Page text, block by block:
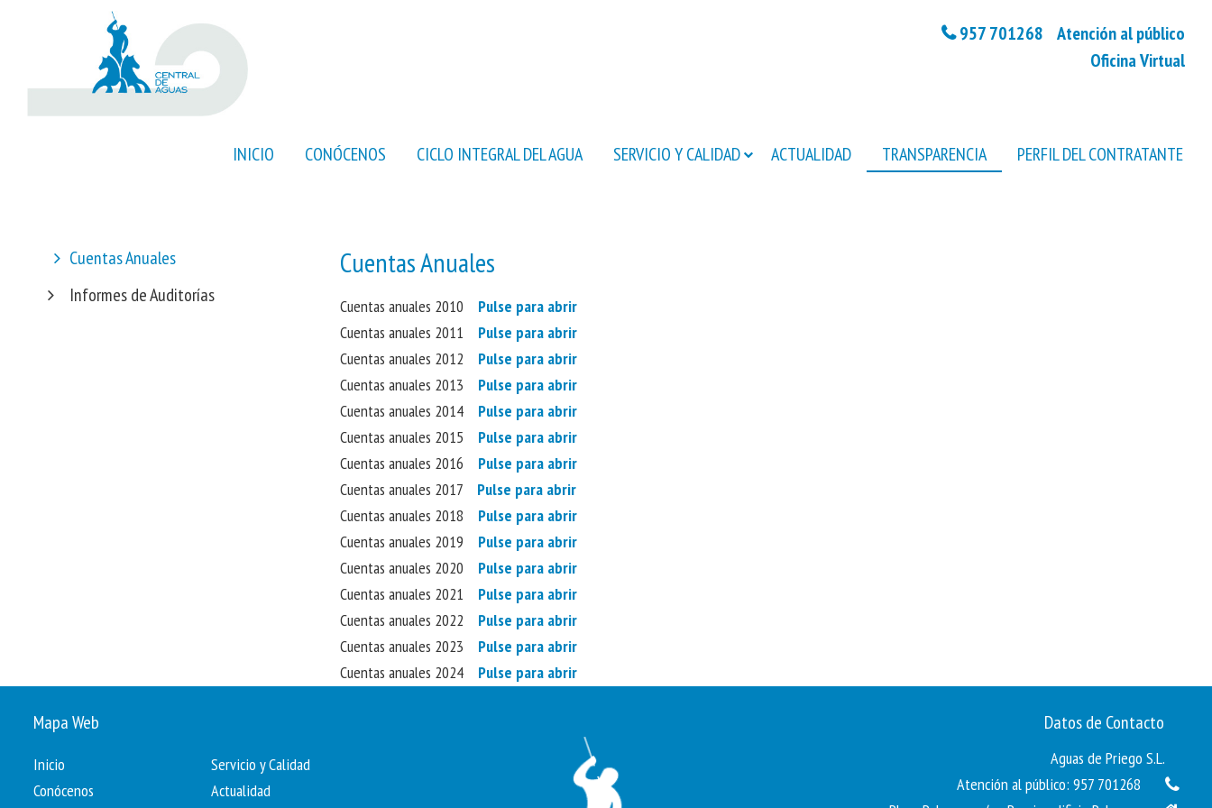
957 701268 Atención al público
Oficina Virtual
INICIO CONÓCENOS CICLO INTEGRAL DEL AGUA SERVICIO Y CALIDAD ACTUALIDAD TRANSPARENCIA PERFIL DEL CONTRATANTE
Cuentas Anuales
Informes de Auditorías
Cuentas Anuales
Cuentas anuales 2010 Pulse para abrir
Cuentas anuales 2011 Pulse para abrir
Cuentas anuales 2012 Pulse para abrir
Cuentas anuales 2013 Pulse para abrir
Cuentas anuales 2014 Pulse para abrir
Cuentas anuales 2015 Pulse para abrir
Cuentas anuales 2016 Pulse para abrir
Cuentas anuales 2017 Pulse para abrir
Cuentas anuales 2018 Pulse para abrir
Cuentas anuales 2019 Pulse para abrir
Cuentas anuales 2020 Pulse para abrir
Cuentas anuales 2021 Pulse para abrir
Cuentas anuales 2022 Pulse para abrir
Cuentas anuales 2023 Pulse para abrir
Cuentas anuales 2024 Pulse para abrir
Mapa Web
Inicio
Conócenos
Servicio y Calidad
Actualidad
Datos de Contacto
Aguas de Priego S.L.
Atención al público: 957 701268